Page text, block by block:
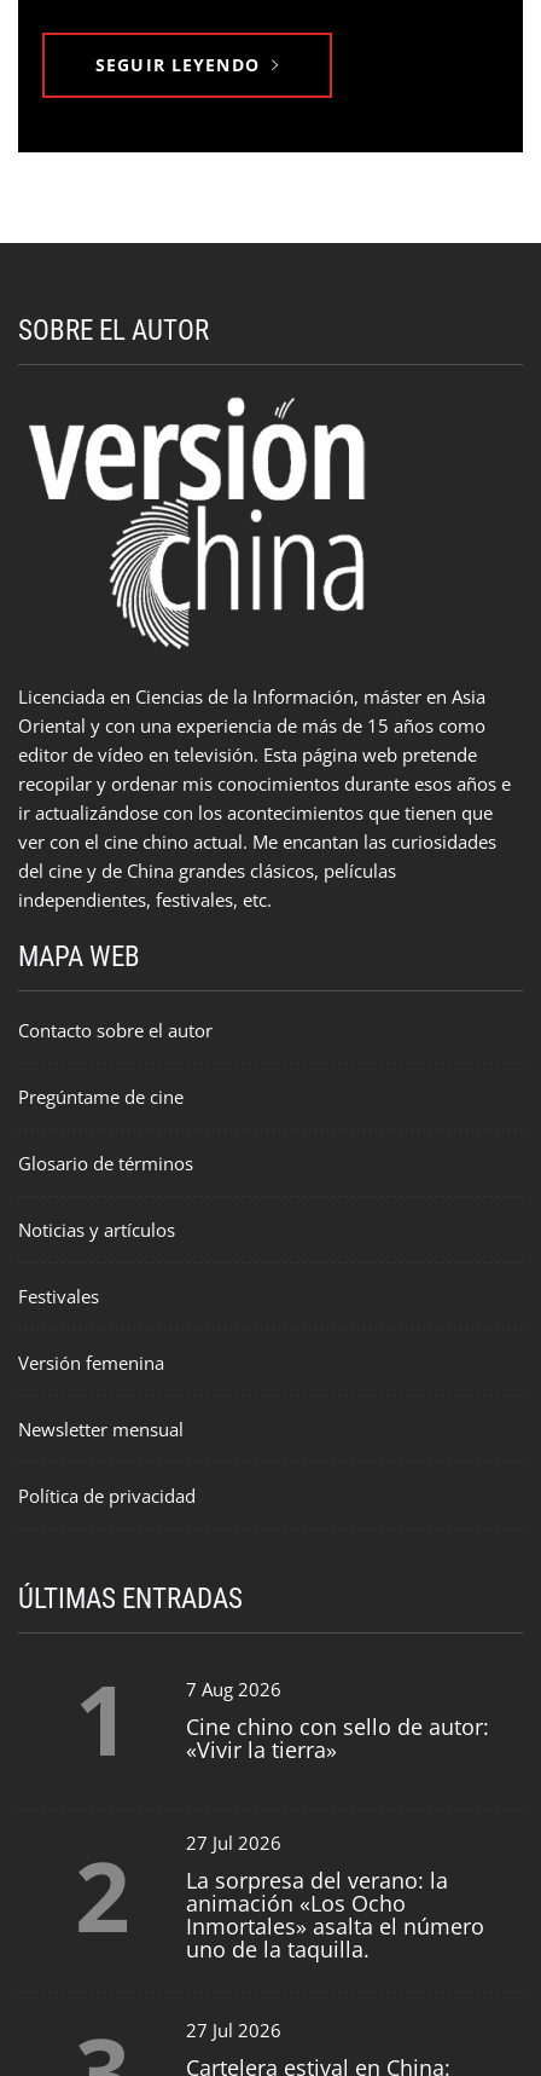
SEGUIR LEYENDO
SOBRE EL AUTOR
Licenciada en Ciencias de la Información, máster en Asia
Oriental y con una experiencia de más de 15 años como
editor de vídeo en televisión. Esta página web pretende
recopilar y ordenar mis conocimientos durante esos años e
ir actualizándose con los acontecimientos que tienen que
ver con el cine chino actual. Me encantan las curiosidades
del cine y de China grandes clásicos, películas
independientes, festivales, etc.
MAPA WEB
Contacto sobre el autor
Pregúntame de cine
Glosario de términos
Noticias y artículos
Festivales
Versión femenina
Newsletter mensual
Política de privacidad
ÚLTIMAS ENTRADAS
1 7 Aug 2026
Cine chino con sello de autor:
«Vivir la tierra»
2 27 Jul 2026
La sorpresa del verano: la
animación «Los Ocho
Inmortales» asalta el número
uno de la taquilla.
27 Jul 2026
Cartelera estival en China: